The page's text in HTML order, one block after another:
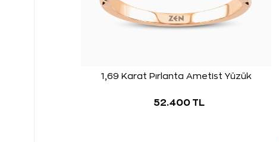
1,69 Karat Pırlanta Ametist Yüzük
52.400 TL